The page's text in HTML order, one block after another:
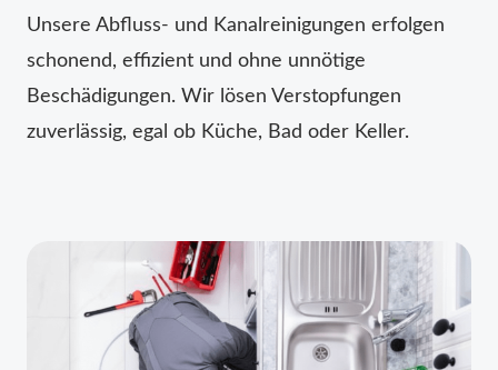
Unsere Abfluss- und Kanalreinigungen erfolgen
schonend, effizient und ohne unnötige
Beschädigungen. Wir lösen Verstopfungen
zuverlässig, egal ob Küche, Bad oder Keller.